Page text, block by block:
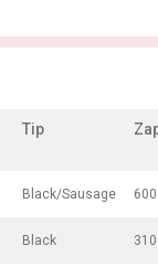
Tip
Black/Sausage 600
Black 310